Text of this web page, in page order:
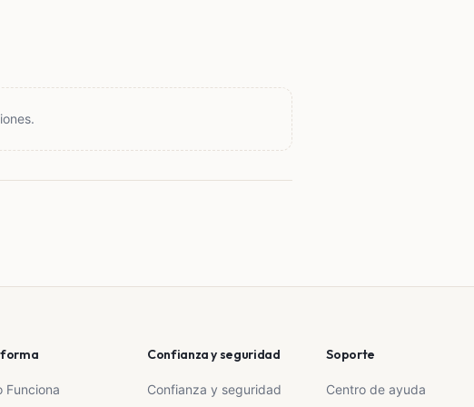
Funciona
Confianza y seguridad
Confianza y seguridad
Soporte
Centro de ayuda